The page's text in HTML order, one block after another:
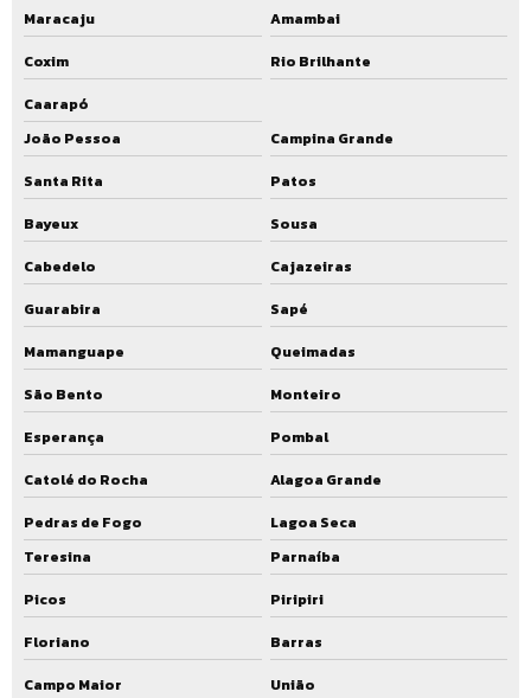
Maracaju
Amambai
Coxim
Rio Brilhante
Caarapó
João Pessoa
Campina Grande
Santa Rita
Patos
Bayeux
Sousa
Cabedelo
Cajazeiras
Guarabira
Sapé
Mamanguape
Queimadas
São Bento
Monteiro
Esperança
Pombal
Catolé do Rocha
Alagoa Grande
Pedras de Fogo
Lagoa Seca
Teresina
Parnaíba
Picos
Piripiri
Floriano
Barras
Campo Maior
União